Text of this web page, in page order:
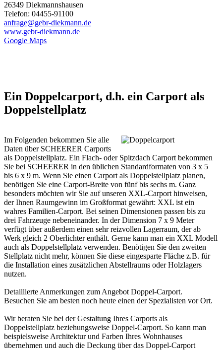
26349 Diekmannshausen
Telefon: 04455-91100
anfrage@gebr-diekmann.de
www.gebr-diekmann.de
Google Maps
Ein Doppelcarport, d.h. ein Carport als
Doppelstellplatz
Im Folgenden bekommen Sie alle
Daten über SCHEERER Carports
als Doppelstellplatz. Ein Flach- oder Spitzdach Carport bekommen
Sie bei SCHEERER in den üblichen Standardformaten von 3 x 5
bis 6 x 9 m. Wenn Sie einen Carport als Doppelstellplatz planen,
benötigen Sie eine Carport-Breite von fünf bis sechs m. Ganz
besonders möchten wir Sie auf unseren XXL-Carport hinweisen,
der Ihnen Raumgewinn im Großformat gewährt: XXL ist ein
wahres Familien-Carport. Bei seinen Dimensionen passen bis zu
drei Fahrzeuge nebeneinander. In der Dimension 7 x 9 Meter
verfügt über außerdem einen sehr reizvollen Lagerraum, der ab
Werk gleich 2 Oberlichter enthält. Gerne kann man ein XXL Modell
auch als Doppelstellplatz verwenden. Benötigen Sie den zweiten
Stellplatz nicht mehr, können Sie diese eingesparte Fläche z.B. für
die Installation eines zusätzlichen Abstellraums oder Holzlagers
nutzen.
Detaillierte Anmerkungen zum Angebot Doppel-Carport.
Besuchen Sie am besten noch heute einen der Spezialisten vor Ort.
Wir beraten Sie bei der Gestaltung Ihres Carports als
Doppelstellplatz beziehungsweise Doppel-Carport. So kann man
beispielsweise Architektur und Farben Ihres Wohnhauses
übernehmen und auch die Deckung über das Doppel-Carport